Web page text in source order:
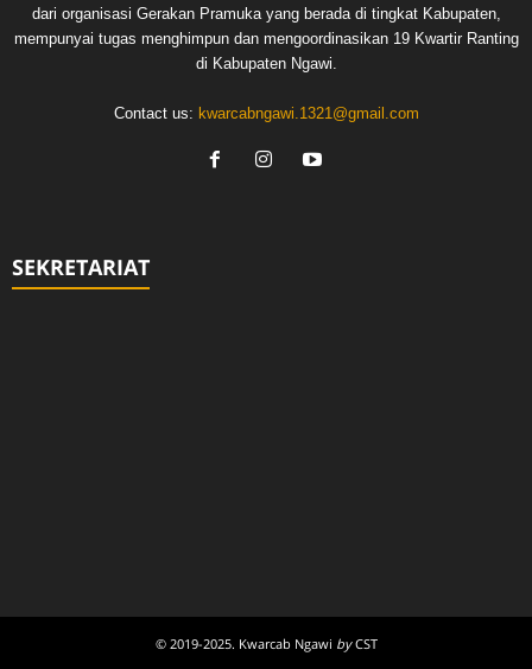
dari organisasi Gerakan Pramuka yang berada di tingkat Kabupaten,
mempunyai tugas menghimpun dan mengoordinasikan 19 Kwartir Ranting
di Kabupaten Ngawi.
Contact us: kwarcabngawi.1321@gmail.com
SEKRETARIAT
© 2019-2025. Kwarcab Ngawi byCST